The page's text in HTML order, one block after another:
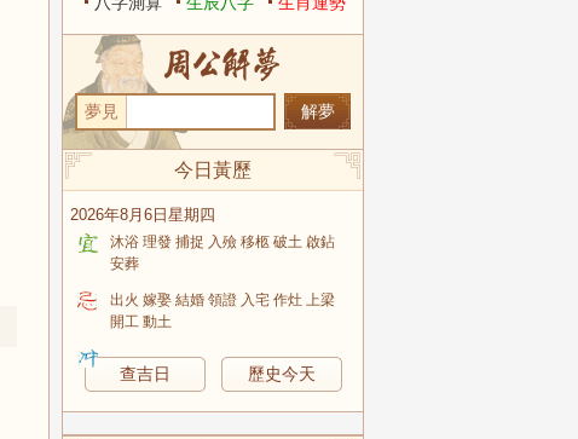
夢見
今日黃歷
2026年8月6日星期四
沐浴 理發 捕捉 入殮 移柩 破土 啟鉆
安葬
出火 嫁娶 結婚 領證 入宅 作灶 上梁
開工 動土
查吉日 歷史今天